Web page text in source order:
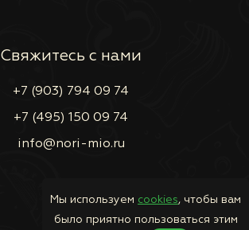
Свяжитесь с нами
+7 (903) 794 09 74
+7 (495) 150 09 74
info@nori-mio.ru
Мы используем cookies, чтобы вам
было приятно пользоваться этим